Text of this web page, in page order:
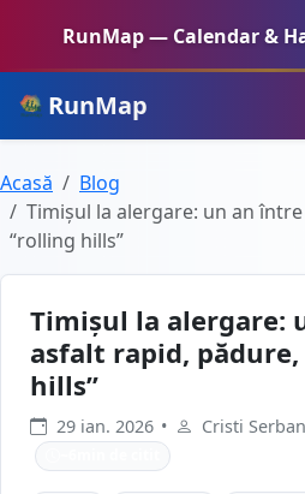
RunMap — Calendar &
RunMap
Acasă
Blog
Timișul la alergare: un an
“rolling hills”
Timișul la alergare:
asfalt rapid,
hills”
29 ian. 2026 • Cristi Serban